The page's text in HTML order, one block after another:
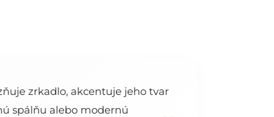
zrkadlo, akcentuje jeho tvar
spálňu alebo modernú